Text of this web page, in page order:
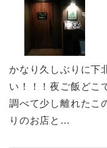
かなり久しぶりに下
い！！！夜ご飯どこ
調べて少し離れたこ
りのお店と…